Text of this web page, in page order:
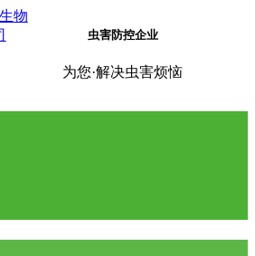
虫害防控企业
为您·解决虫害烦恼